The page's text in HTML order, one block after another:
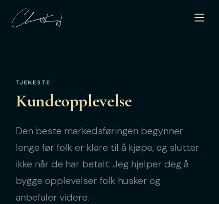
TJENESTE
Kundeopplevelse
Den beste markedsføringen begynner
lenge før folk er klare til å kjøpe, og slutter
ikke når de har betalt. Jeg hjelper deg å
bygge opplevelser folk husker og
anbefaler videre.